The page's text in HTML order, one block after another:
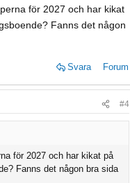
för 2027 och har kikat
Fanns det någon
Svara Forum
#4
för 2027 och har kikat på
Fanns det någon bra sida